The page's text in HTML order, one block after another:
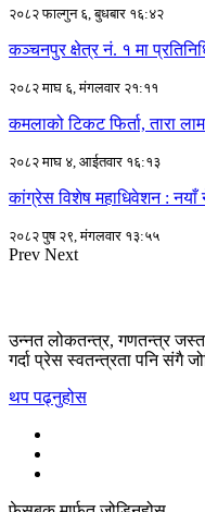
२०८२ फाल्गुन ६, बुधबार १६:४२
कञ्चनपुर क्षेत्र नं. १ मा
२०८२ माघ ६, मंगलवार २१:११
कमलाको टिकट फिर्ता, तारा
२०८२ माघ ४, आईतवार १६:१३
कांग्रेस विशेष महाधिवेशन :
२०८२ पुष २९, मंगलवार १३:५५
Prev Next
उन्नत लोकतन्त्र, गणतन्त्र
गर्दा प्रेस स्वतन्त्रता पनि संगै
थप पढ्नुहोस